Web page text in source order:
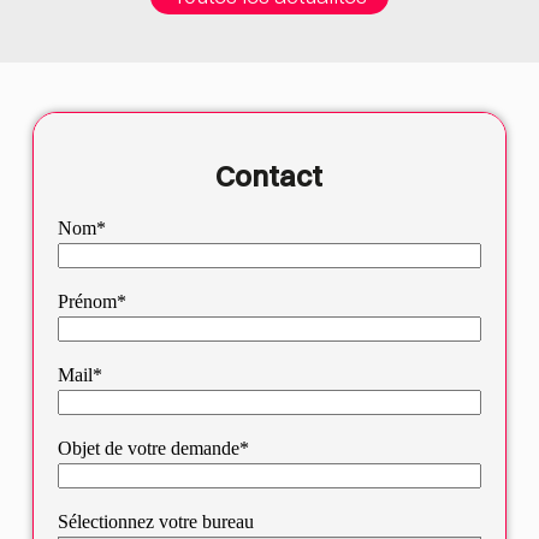
Contact
Nom*
Prénom*
Mail*
Objet de votre demande*
Sélectionnez votre bureau